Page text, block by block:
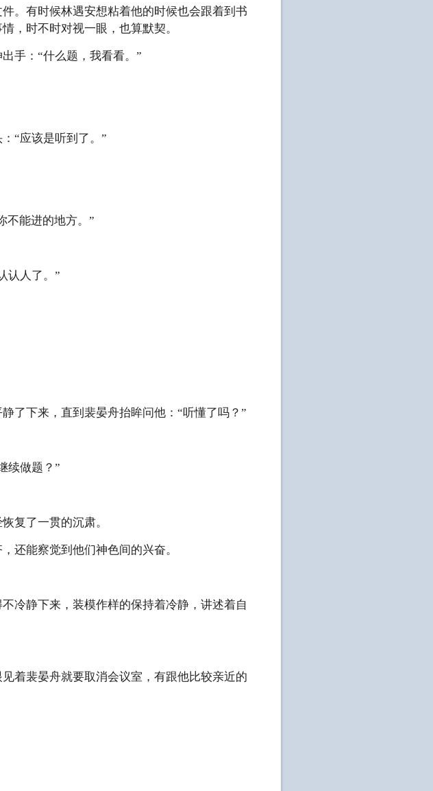
有时候林遇安想粘着他的时候也会跟着到书
，时不时对视一眼，也算默契。
手：“什么题，我看看。”
“应该是听到了。”
能进的地方。”
认人了。”
下来，直到裴晏舟抬眸问他：“听懂了吗？”
续做题？”
复了一贯的沉肃。
能察觉到他们神色间的兴奋。
静下来，装模作样的保持着冷静，讲述着自
裴晏舟就要取消会议室，有跟他比较亲近的